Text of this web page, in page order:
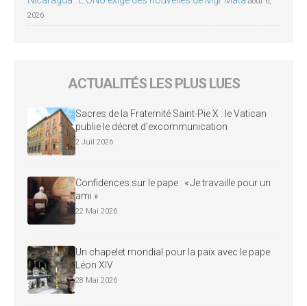
2026
ACTUALITÉS LES PLUS LUES
Sacres de la Fraternité Saint-Pie X : le Vatican
publie le décret d’excommunication
2 Juil 2026
Confidences sur le pape : « Je travaille pour un
ami »
22 Mai 2026
Un chapelet mondial pour la paix avec le pape
Léon XIV
28 Mai 2026